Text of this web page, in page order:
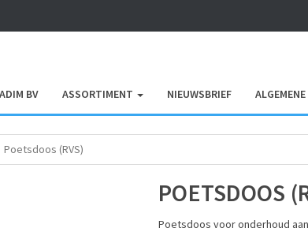
BV ASSORTIMENT NIEUWSBRIEF
Poetsdoos (RVS)
POETSDOOS
Poetsdoos voor onderhoud aan